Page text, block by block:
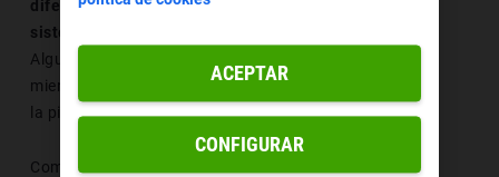
diferencias de color o detalle dependiendo del
sistema operativo, navegador o plataforma digital.
Algunas versiones priorizan la textura del interior
mientras que otras destacan el contraste de color con
la piel.
Como todos los emoticonos, este símbolo está
ACEPTAR
CONFIGURAR